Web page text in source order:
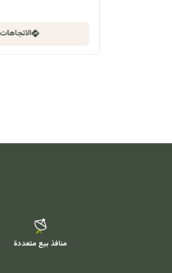
الاتجاهات
منافذ بيع متعددة